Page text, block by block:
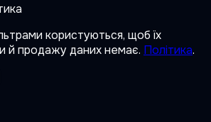
користуються, щоб їх
й продажу даних немає. Політика.